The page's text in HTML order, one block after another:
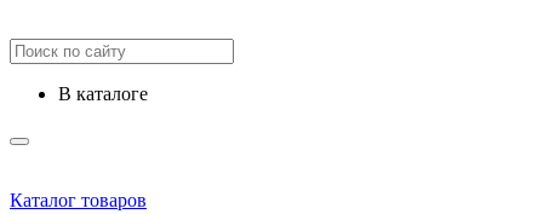
в каталоге
Каталог товаров